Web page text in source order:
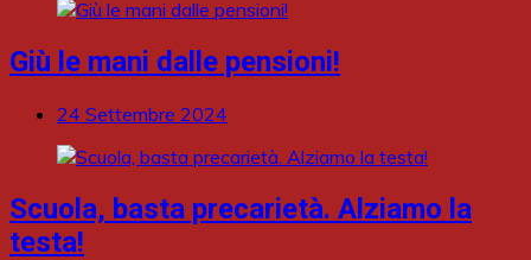
Giù le mani dalle pensioni!
24 Settembre 2024
Scuola, basta precarietà. Alziamo la
testa!